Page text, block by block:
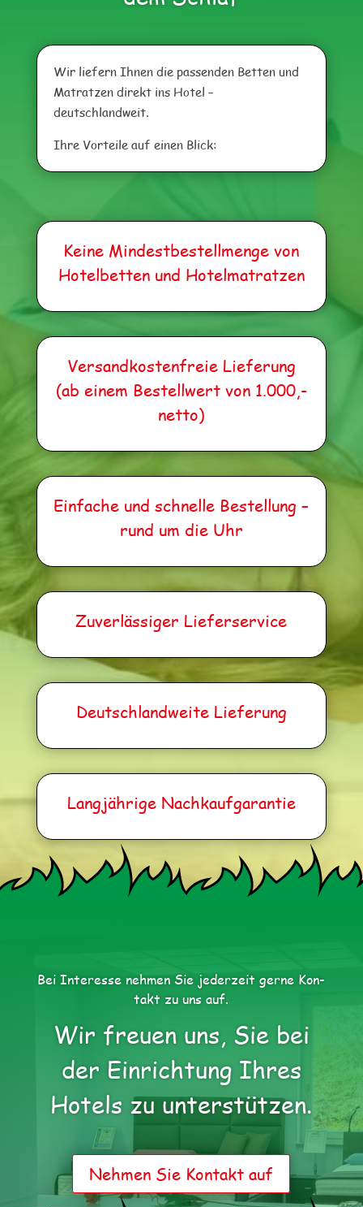
Wir lie­fern Ihnen die pas­sen­den Bet­ten und
Matrat­zen direkt ins Hotel –
deutschlandweit.
Ihre Vor­tei­le auf einen Blick:
Kei­ne Min­dest­be­stell­men­ge von
Hotel­bet­ten und Hotelmatratzen
Ver­sand­kos­ten­freie Lie­fe­rung
(ab einem Bestell­wert von 1.000,-
netto)
Ein­fa­che und schnel­le Bestel­lung –
rund um die Uhr
Zuver­läs­si­ger Lieferservice
Deutsch­land­wei­te Lieferung
Lang­jäh­ri­ge Nachkaufgarantie
Bei Inter­es­se neh­men Sie jeder­zeit ger­ne Kon­
takt zu uns auf.
Wir freu­en uns, Sie bei
der Ein­rich­tung Ihres
Hotels zu unterstützen.
Neh­men Sie Kon­takt auf